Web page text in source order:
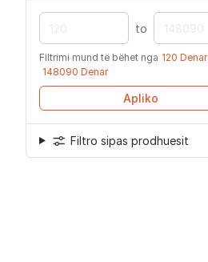
to
Filtrimi mund të bëhet nga 120 Denar
148090 Denar
Apliko
Filtro sipas prodhuesit